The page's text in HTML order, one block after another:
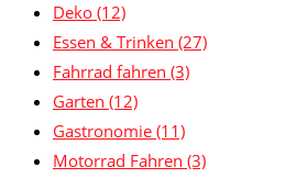
Deko (12)
Essen & Trinken (27)
Fahrrad fahren (3)
Garten (12)
Gastronomie (11)
Motorrad Fahren (3)